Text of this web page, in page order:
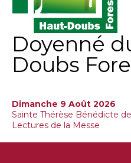
Doyenné
Doubs
Dimanche 9 Août 2026
Sainte Thérèse Bénédicte
Lectures de la Messe